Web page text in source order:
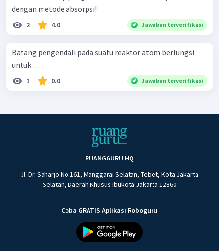
dengan metode absorpsi!
2 4.0 Jawaban terverifikasi
Batang pengendali pada suatu reaktor atom berfungsi
untuk … .
1 0.0 Jawaban terverifikasi
RUANGGURU HQ
Jl. Dr. Saharjo No.161, Manggarai Selatan, Tebet, Kota Jakarta
Selatan, Daerah Khusus Ibukota Jakarta 12860
Coba GRATIS Aplikasi Roboguru